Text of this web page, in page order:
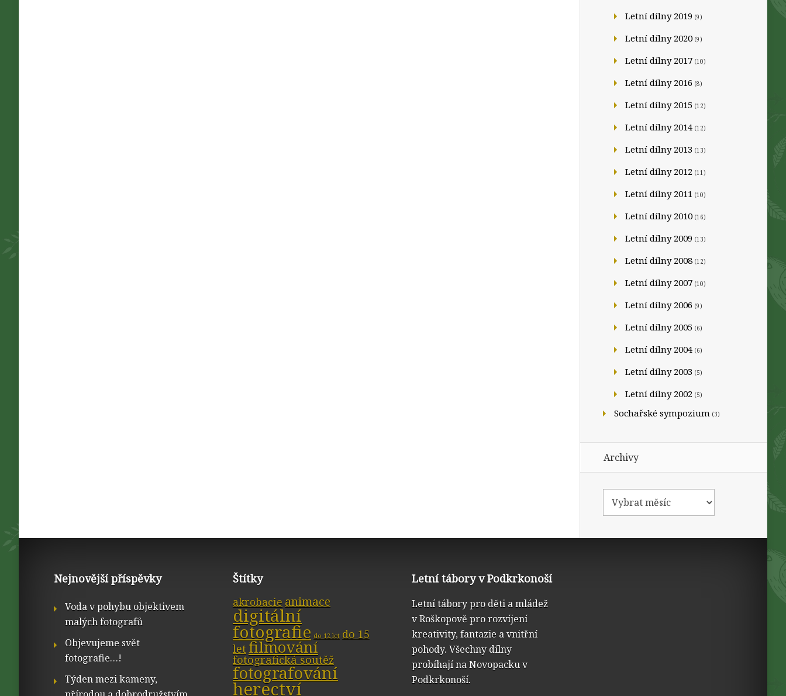
Letní dílny 2019 (9)
Letní dílny 2020 (9)
Letní dílny 2017 (10)
Letní dílny 2016 (8)
Letní dílny 2015 (12)
Letní dílny 2014 (12)
Letní dílny 2013 (13)
Letní dílny 2012 (11)
Letní dílny 2011 (10)
Letní dílny 2010 (16)
Letní dílny 2009 (13)
Letní dílny 2008 (12)
Letní dílny 2007 (10)
Letní dílny 2006 (9)
Letní dílny 2005 (6)
Letní dílny 2004 (6)
Letní dílny 2003 (5)
Letní dílny 2002 (5)
Sochařské sympozium (3)
Archivy
Nejnovější příspěvky
Voda v pohybu objektivem
malých fotografů
Objevujeme svět
fotografie…!
Týden mezi kameny,
Štítky
akrobacie animace
digitální
fotografie do 12 let do 15
let filmování
fotografická soutěž
fotografování
herectví
Letní tábory v Podkrkonoší
Letní tábory pro děti a mládež
v Roškopově pro rozvíjení
kreativity, fantazie a vnitřní
pohody. Všechny dílny
probíhají na Novopacku v
Podkrkonoší.